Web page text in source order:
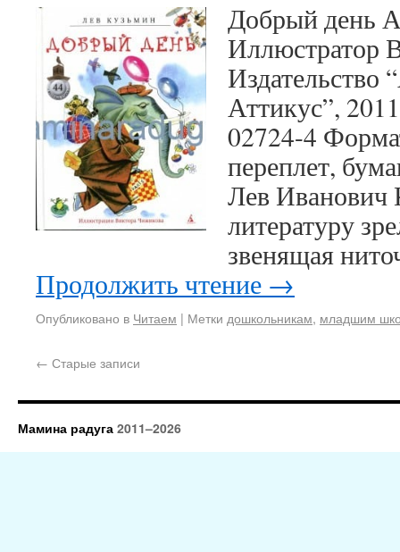
Добрый день
Иллюстратор
Издательство
Аттикус”,
02724-4
переплет,
Лев Иванович
литературу
звенящая
Продолжить чтение →
Опубликовано в Читаем | Метки дошкольникам, младшим
← Старые записи
Мамина радуга 2011–2026